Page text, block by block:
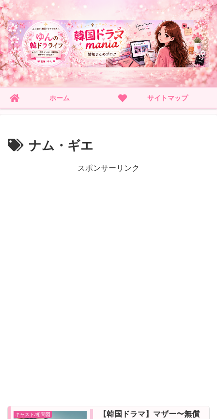
ホーム サイトマップ
ナム・ギエ
スポンサーリンク
キャスト/相関図
【韓国ドラマ】マザー〜無償